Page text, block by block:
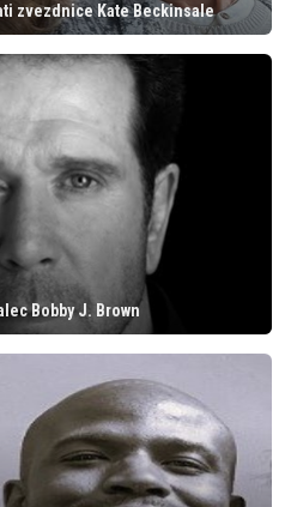
zvezdnice Kate Beckinsale
Bobby J. Brown